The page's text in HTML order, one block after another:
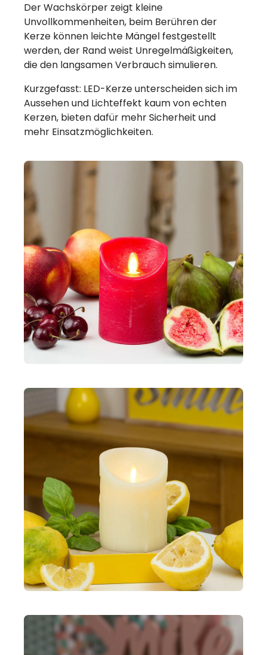
Der Wachskörper zeigt kleine
Unvollkommenheiten, beim Berühren der
Kerze können leichte Mängel festgestellt
werden, der Rand weist Unregelmäßigkeiten,
die den langsamen Verbrauch simulieren.
Kurzgefasst: LED-Kerze unterscheiden sich im
Aussehen und Lichteffekt kaum von echten
Kerzen, bieten dafür mehr Sicherheit und
mehr Einsatzmöglichkeiten.